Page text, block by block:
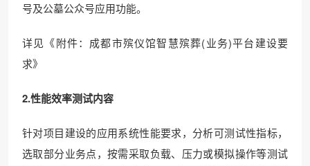
号及公墓公众号应用功能。
详见《附件：成都市殡仪馆智慧殡葬(业务)平台建设要
求》
2.性能效率测试内容
针对项目建设的应用系统性能要求，分析可测试性指标，
选取部分业务点，按需采取负载、压力或模拟操作等测试